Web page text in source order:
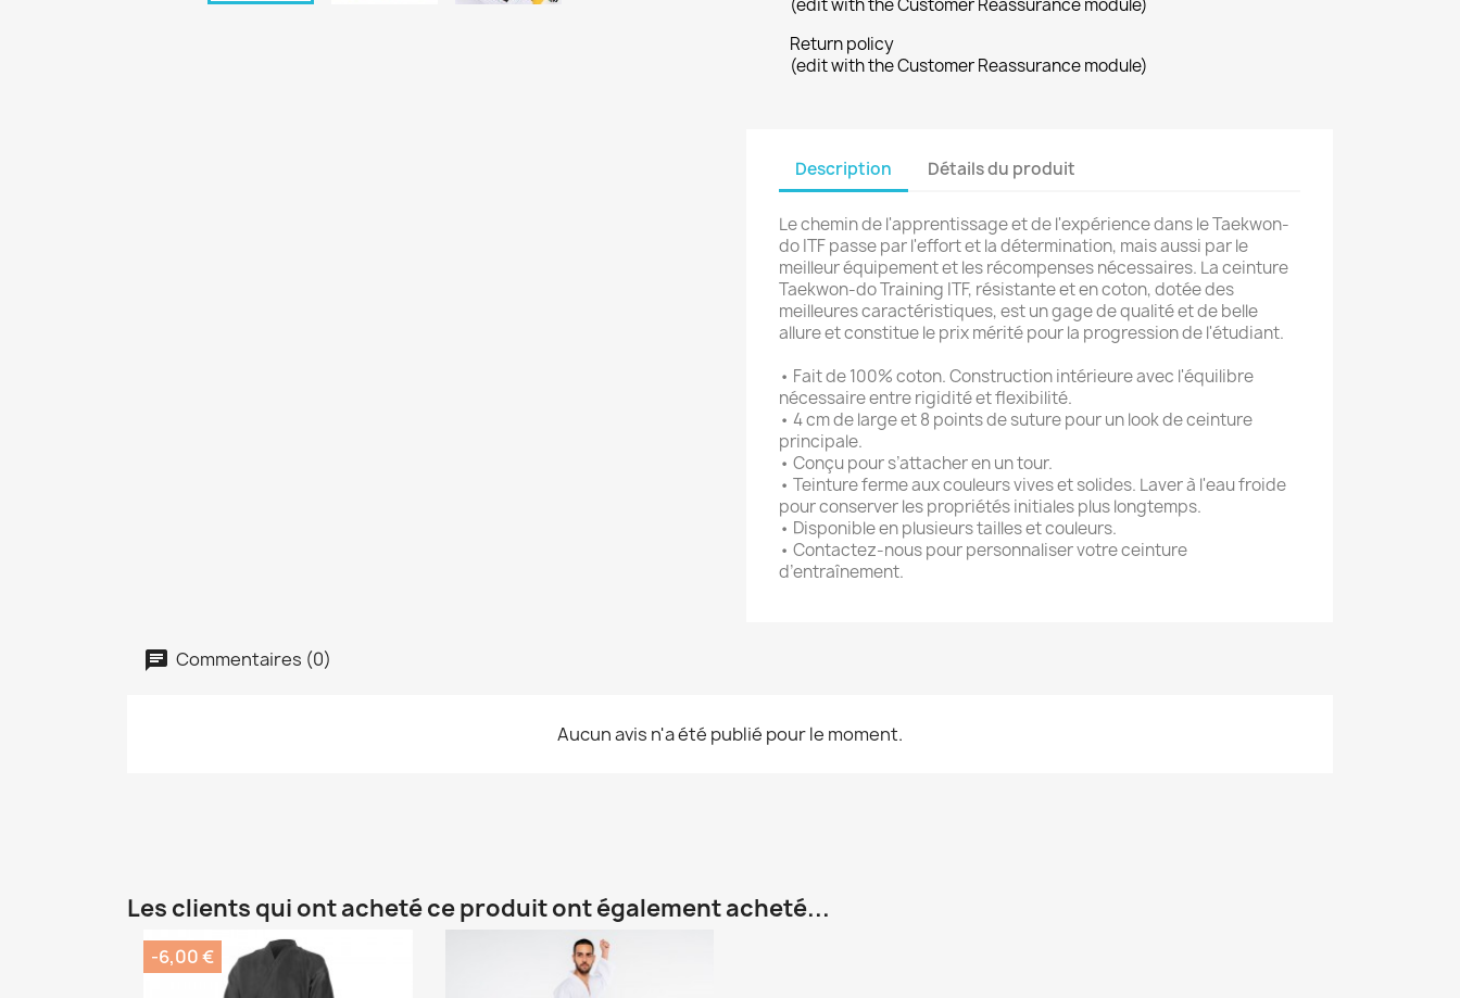
(edit with the Customer Reassurance module)
Return policy
(edit with the Customer Reassurance module)
Description Détails du produit
Le chemin de l'apprentissage et de l'expérience dans le Taekwon-
do ITF passe par l'effort et la détermination, mais aussi par le
meilleur équipement et les récompenses nécessaires. La ceinture
Taekwon-do Training ITF, résistante et en coton, dotée des
meilleures caractéristiques, est un gage de qualité et de belle
allure et constitue le prix mérité pour la progression de l'étudiant.
• Fait de 100% coton. Construction intérieure avec l'équilibre
nécessaire entre rigidité et flexibilité.
• 4 cm de large et 8 points de suture pour un look de ceinture
principale.
• Conçu pour s’attacher en un tour.
• Teinture ferme aux couleurs vives et solides. Laver à l'eau froide
pour conserver les propriétés initiales plus longtemps.
• Disponible en plusieurs tailles et couleurs.
• Contactez-nous pour personnaliser votre ceinture
d’entraînement.
Commentaires (0)
Aucun avis n'a été publié pour le moment.
Les clients qui ont acheté ce produit ont également acheté...
-6,00 €